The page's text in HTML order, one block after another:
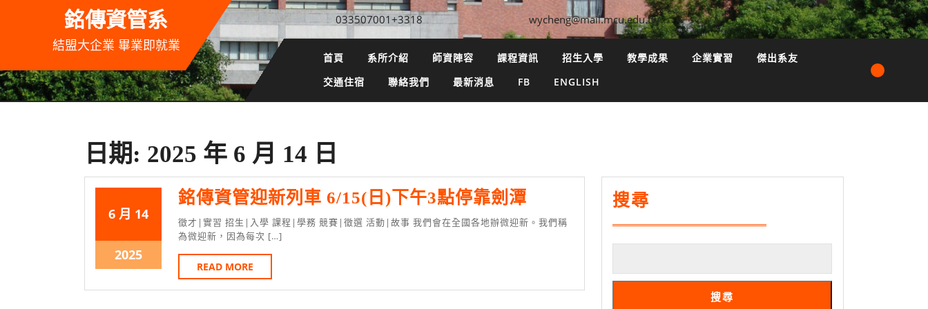
銘傳資管系
結盟大企業 畢業即就業
033507001+3318 wycheng@mail.mcu.edu.tw
首頁 系所介紹 師資陣容 課程資訊 招生入學 教學成果 企業實習
傑出系友
交通住宿
聯絡我們 最新消息 FB ENGLISH
日期: 2025 年 6 月 14 日
6 月 2025
6
月
14
142025
月
14
20252025
年
6
銘傳資管迎新列車 6/15(日)下午3點停靠劍潭銘
傳
徵才|實習 招生|入學 課程|學務 競賽|徵選 活動|故事 我們會在全國各地辦微迎新。我們稱
為微迎新，因為每次 […]
READ MOREREAD
MORE
搜尋
搜尋